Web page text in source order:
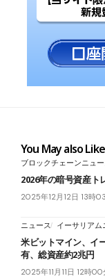
You May also Like
ブロックチェーンニュ
2026年の暗号資産ト
2025年12月12日 13時
ニュース イーサリアム
米ビットマイン、イ
有、総資産約2兆円
2025年11月11日 12時00